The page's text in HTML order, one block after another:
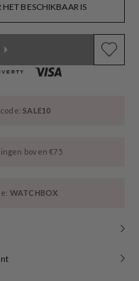
BESCHIKBAAR IS
SALE10
boven €75
WATCHBOX